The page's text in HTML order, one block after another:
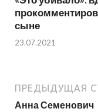
сыне
23.07.2021
ПРЕДЫДУЩАЯ
Анна Семенович